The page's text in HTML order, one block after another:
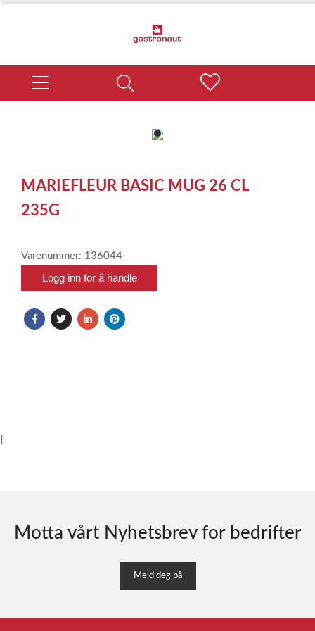
item
of
1
MARIEFLEUR BASIC MUG 26 CL
235G
Varenummer: 136044
Logg inn for å handle
}
Motta vårt Nyhetsbrev for bedrifter
Meld deg på